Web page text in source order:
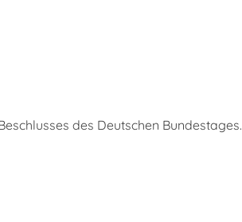
des Deutschen Bundestages.